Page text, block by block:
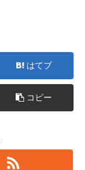
はてブ
コピー